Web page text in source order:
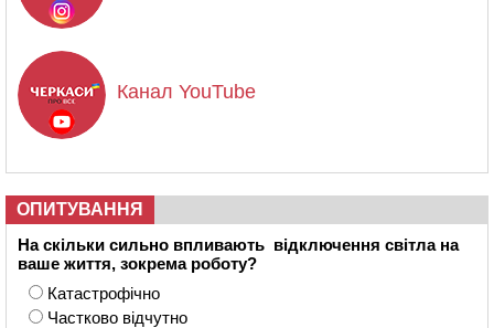
Канал YouTube
ОПИТУВАННЯ
На скільки сильно впливають відключення світла на
ваше життя, зокрема роботу?
Катастрофічно
Частково відчутно